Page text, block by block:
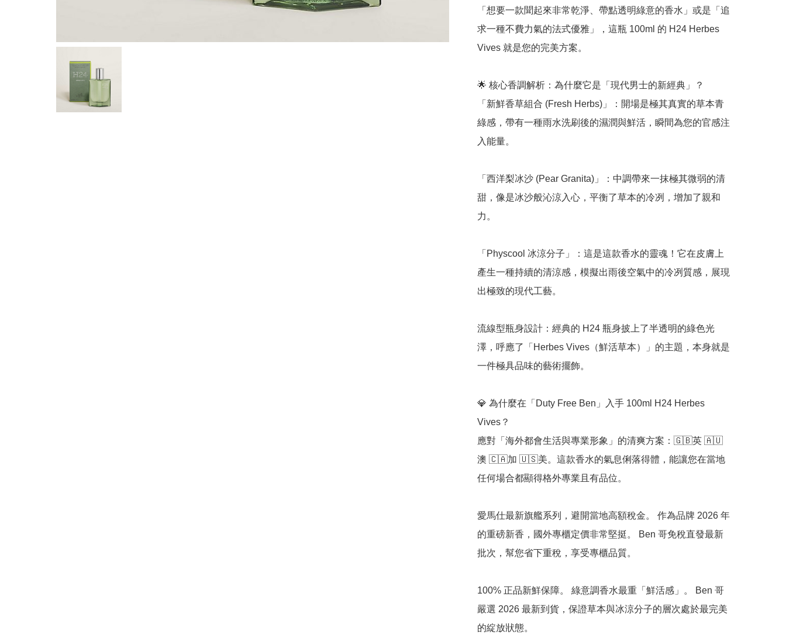
「想要一款聞起來非常乾淨、帶點透明綠意的香水」或是「追
求一種不費力氣的法式優雅」，這瓶 100ml 的 H24 Herbes
Vives 就是您的完美方案。
🌟 核心香調解析：為什麼它是「現代男士的新經典」？
「新鮮香草組合 (Fresh Herbs)」：開場是極其真實的草本青
綠感，帶有一種雨水洗刷後的濕潤與鮮活，瞬間為您的官感注
入能量。
「西洋梨冰沙 (Pear Granita)」：中調帶來一抹極其微弱的清
甜，像是冰沙般沁涼入心，平衡了草本的冷冽，增加了親和
力。
「Physcool 冰涼分子」：這是這款香水的靈魂！它在皮膚上
產生一種持續的清涼感，模擬出雨後空氣中的冷冽質感，展現
出極致的現代工藝。
流線型瓶身設計：經典的 H24 瓶身披上了半透明的綠色光
澤，呼應了「Herbes Vives（鮮活草本）」的主題，本身就是
一件極具品味的藝術擺飾。
💎 為什麼在「Duty Free Ben」入手 100ml H24 Herbes
Vives？
應對「海外都會生活與專業形象」的清爽方案：🇬🇧英 🇦🇺
澳 🇨🇦加 🇺🇸美。這款香水的氣息俐落得體，能讓您在當地
任何場合都顯得格外專業且有品位。
愛馬仕最新旗艦系列，避開當地高額稅金。 作為品牌 2026 年
的重磅新香，國外專櫃定價非常堅挺。 Ben 哥免稅直發最新
批次，幫您省下重稅，享受專櫃品質。
100% 正品新鮮保障。 綠意調香水最重「鮮活感」。 Ben 哥
嚴選 2026 最新到貨，保證草本與冰涼分子的層次處於最完美
的綻放狀態。